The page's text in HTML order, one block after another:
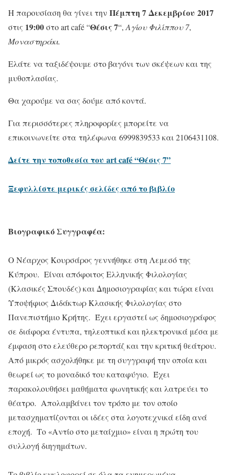
Η παρουσίαση θα γίνει την Πέμπτη 7 Δεκεμβρίου 2017
στις 19:00στο art café “Θέσις 7“, Αγίου Φιλίππου 7,
Μοναστηράκι.
Ελάτε να ταξιδέψουμε στο βαγόνι των σκέψεων και της
μυθοπλασίας.
Θα χαρούμε να σας δούμε από κοντά.
Για περισσότερες πληροφορίες μπορείτε να
επικοινωνείτε στα τηλέφωνα 6999839533 και 2106431108.
Δείτε την τοποθεσία του art café “Θέσις 7”
Ξεφυλλίστε μερικές σελίδες από το βιβλίο
Βιογραφικό Συγγραφέα:
Ο Νέαρχος Κουρσάρος γεννήθηκε στη Λεμεσό της
Κύπρου. Είναι απόφοιτος Ελληνικής Φιλολογίας
(Κλασικές Σπουδές) και Δημοσιογραφίας και τώρα είναι
Υποψήφιος Διδάκτωρ Κλασικής Φιλολογίας στο
Πανεπιστήμιο Κρήτης. Έχει εργαστεί ως δημοσιογράφος
σε διάφορα έντυπα, τηλεοπτικά και ηλεκτρονικά μέσα με
έμφαση στο ελεύθερο ρεπορτάζ και την κριτική θεάτρου.
Από μικρός ασχολήθηκε με τη συγγραφή την οποία και
θεωρεί ως το μοναδικό του καταφύγιο. Έχει
παρακολουθήσει μαθήματα φωνητικής και λατρεύει το
θέατρο. Απολαμβάνει τον τρόπο με τον οποίο
μετασχηματίζονται οι ιδέες στα λογοτεχνικά είδη ανά
εποχή. Το «Αντίο στο μεταίχμιο» είναι η πρώτη του
συλλογή διηγημάτων.